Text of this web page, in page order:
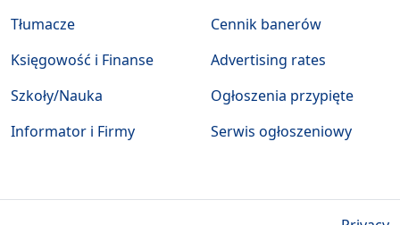
Tłumacze
Księgowość i Finanse
Szkoły/Nauka
Informator i Firmy
Cennik banerów
Advertising rates
Ogłoszenia przypięte
Serwis ogłoszeniowy